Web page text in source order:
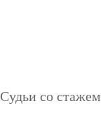
Судьи со стажем